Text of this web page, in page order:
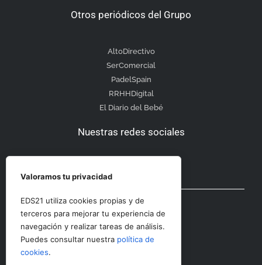
Otros periódicos del Grupo
AltoDirectivo
SerComercial
PadelSpain
RRHHDigital
El Diario del Bebé
Nuestras redes sociales
Otras secciones
Contacto
Valoramos tu privacidad
EDS21 utiliza cookies propias y de
terceros para mejorar tu experiencia de
navegación y realizar tareas de análisis.
Puedes consultar nuestra política de
cookies.